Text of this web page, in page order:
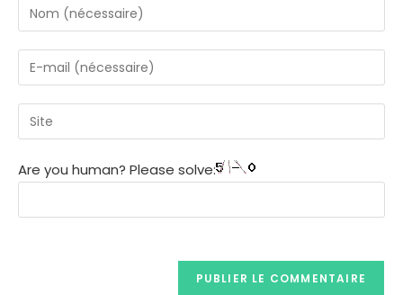
Are you human? Please solve: